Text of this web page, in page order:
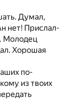
Думал,
нет! Прислал-
Молодец
Хорошая
по-
из твоих